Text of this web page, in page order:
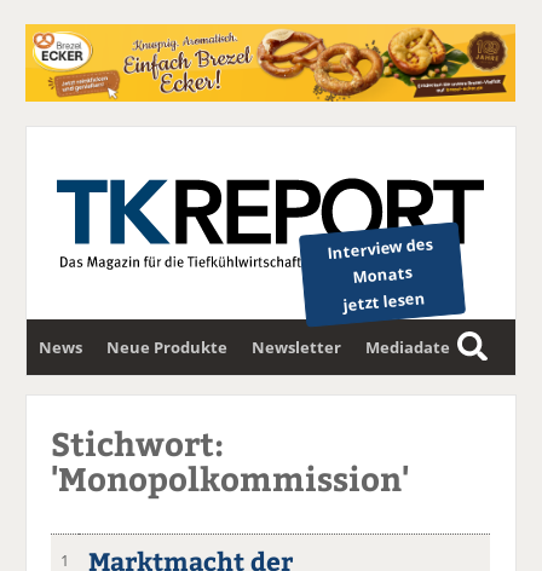
Interview des
Monats
jetzt lesen
News Neue Produkte Newsletter Mediadaten
S
u
Stichwort:
'Monopolkommission'
1
Marktmacht der